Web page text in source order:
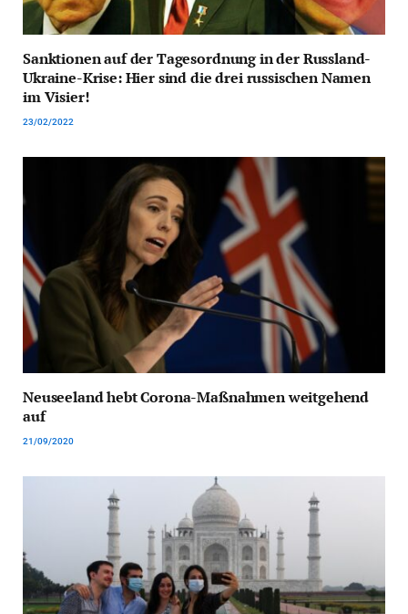
Sanktionen auf der Tagesordnung in der Russland-
Ukraine-Krise: Hier sind die drei russischen Namen
im Visier!
23/02/2022
Neuseeland hebt Corona-Maßnahmen weitgehend
auf
21/09/2020